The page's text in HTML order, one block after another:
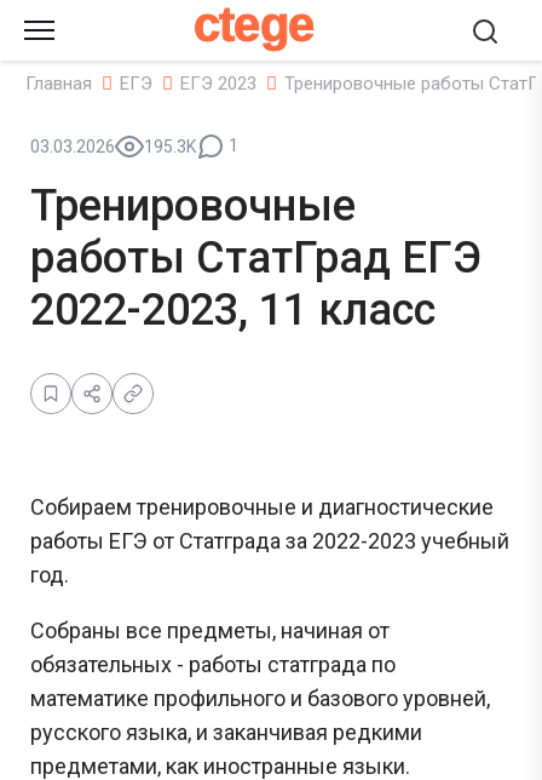
ctege
Главная ЕГЭ ЕГЭ 2023 Тренировочные работы
03.03.2026 195.3K 1
Тренировочные
работы СтатГрад ЕГЭ
2022-2023, 11 класс
Собираем тренировочные и диагностические
работы ЕГЭ от Статграда за 2022-2023 учебный
год.
Собраны все предметы, начиная от
обязательных - работы статграда по
математике профильного и базового уровней,
русского языка, и заканчивая редкими
предметами, как иностранные языки.